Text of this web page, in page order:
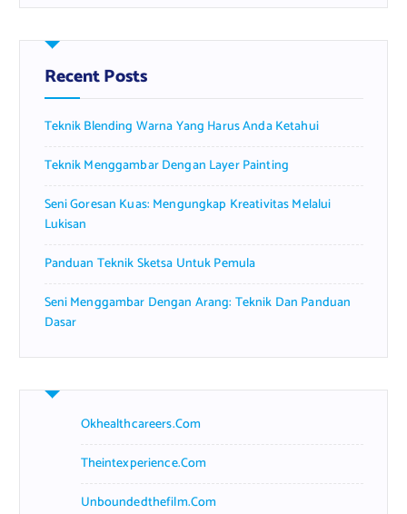
r
h
f
o
:
Recent Posts
Teknik Blending Warna Yang Harus Anda Ketahui
Teknik Menggambar Dengan Layer Painting
Seni Goresan Kuas: Mengungkap Kreativitas Melalui
Lukisan
Panduan Teknik Sketsa Untuk Pemula
Seni Menggambar Dengan Arang: Teknik Dan Panduan
Dasar
Okhealthcareers.com
Theintexperience.com
Unboundedthefilm.com